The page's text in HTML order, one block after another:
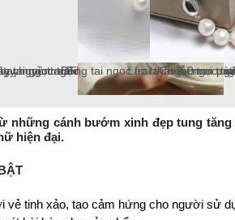
tay ngọc trai Freshwater tròn 6-7mm trắng
chuyền ngọc trai Freshwater tròn 6-7mm
ngọc trai Freshwater 18k, ngọc trai tròn
Bông tai ngọc trai thật 8-9mm
Lắc tay ngọc trai tròn 10-12mm
Freshwater tròn 5-6mm trắng chốt bạc
Chuỗi ngọc trai Freshwater
những cánh bướm xinh đẹp tung
hiện đại.
vẻ tinh xảo, tạo cảm hứng cho người sử